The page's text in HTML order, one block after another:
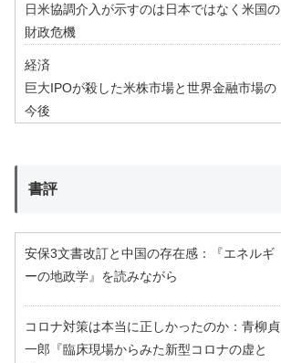
日米協調介入が示すのは日本ではなく米国の
財政危機
経済
巨大IPOが殺した米株市場と世界金融市場の
今後
書評
安保3文書改訂と中国の存在感：『エネルギ
ーの地政学』を読みながら
コロナ対策は本当に正しかったのか：青柳貞
一郎『臨床現場からみた新型コロナの虚と